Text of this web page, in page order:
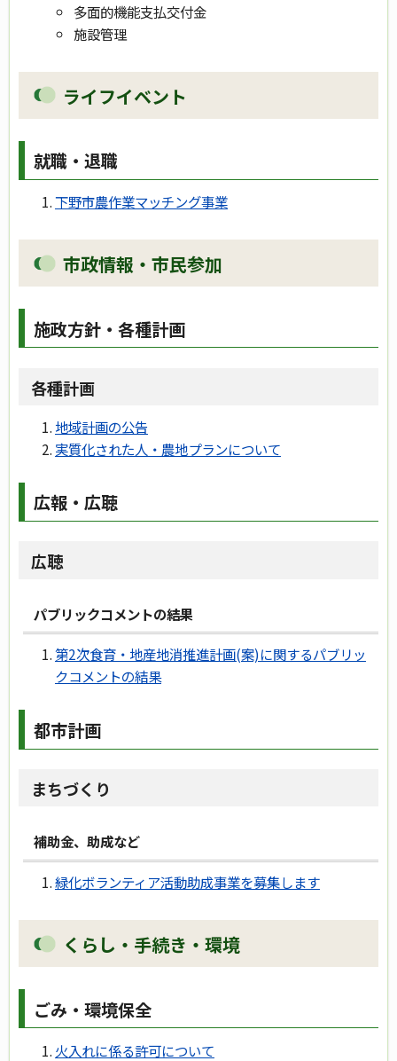
多面的機能支払交付金
施設管理
ライフイベント
就職・退職
下野市農作業マッチング事業
市政情報・市民参加
施政方針・各種計画
各種計画
地域計画の公告
実質化された人・農地プランについて
広報・広聴
広聴
パブリックコメントの結果
第2次食育・地産地消推進計画(案)に関するパブリッ
クコメントの結果
都市計画
まちづくり
補助金、助成など
緑化ボランティア活動助成事業を募集します
くらし・手続き・環境
ごみ・環境保全
火入れに係る許可について